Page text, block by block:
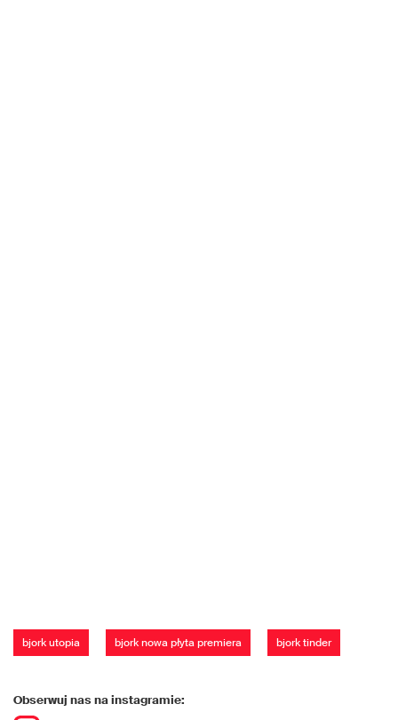
bjork utopia bjork nowa płyta premiera bjork tinder
Obserwuj nas na instagramie: